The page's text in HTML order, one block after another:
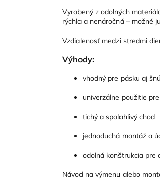
Vyrobený z odolných
rýchla a nenáročná – možné
Vzdialenosť medzi stredmi
Výhody:
vhodný pre pásku aj
univerzálne použitie
tichý a spoľahlivý chod
jednoduchá montáž a
odolná konštrukcia pre
Návod na výmenu alebo